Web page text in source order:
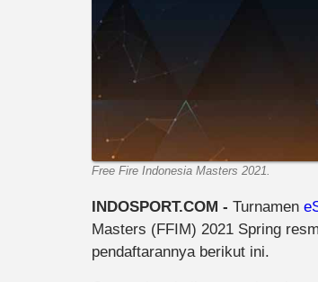
Free Fire Indonesia Masters 2021.
INDOSPORT.COM - Turnamen
Masters (FFIM) 2021 Spring
pendaftarannya berikut ini.